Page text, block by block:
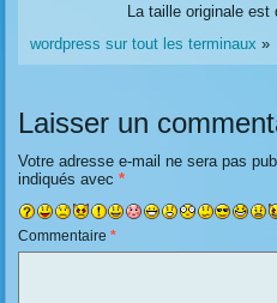
La taille originale est
wordpress sur tout les terminaux »
Laisser un
Votre adresse e-mail ne sera pas
indiqués avec*
Commentaire*